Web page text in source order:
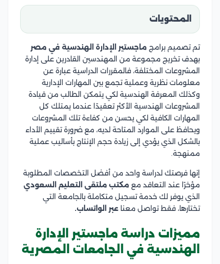
المحتويات
تم تصميم برامج ماجستير الإدارة الهندسية في مصر
بهدف تخريج مجموعة من المهندسين القادرين على إدارة
المشروعات المختلفة، فالمقررات الدراسية عبارة عن
معلومات نظرية وعملية تجمع بين المهارات الإدارية
وكذلك المعرفة الهندسية لكي يتمكن الطالب من قيادة
المشروعات الهندسية الأكثر تعقيدًا عندما يمتلك كل
المهارات الكافية لكي يحسن من كفاءة تلك المشروعات
ويحافظ على الموارد المتاحة لديه، مع ضرورة تقييم الأداء
بالشكل الذي يؤدي إلى زيادة حجم الإنتاج بأساليب عملية
ممنهجة.
إنها فرصتك لدراسة واحد من أفضل التخصصات المطلوبة
مؤخرًا عند التعاقد مع مكتب ملتقى التعليم السعودي
الذي يوفر لك خدمة تسجيل متكاملة بالجامعة التي
تختارها، فقط تواصل معنا عبر الواتساب.
مميزات دراسة ماجستير الإدارة
الهندسية في الجامعات المصرية